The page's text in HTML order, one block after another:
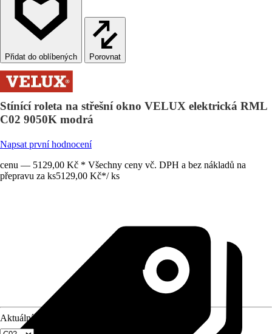
Porovnat
Stínící roleta na střešní okno VELUX elektrická RML
C02 9050K modrá
Napsat první hodnocení
cenu — 5129,00 Kč * Všechny ceny vč. DPH a bez nákladů na
přepravu za ks5129,00 Kč*/ ks
Aktuální velikost okna